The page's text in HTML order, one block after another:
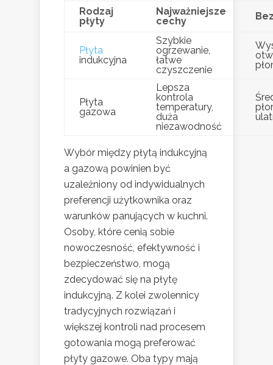
Rodzaj
płyty
Najważniejsze
cechy
Płyta
indukcyjna
Szybkie
ogrzewanie,
łatwe
czyszczenie
Płyta
gazowa
Lepsza
kontrola
temperatury,
duża
niezawodność
Wybór między płytą indukcyjną
a gazową powinien być
uzależniony od indywidualnych
preferencji użytkownika oraz
warunków panujących w kuchni.
Osoby, które cenią sobie
nowoczesność, efektywność i
bezpieczeństwo, mogą
zdecydować się na płytę
indukcyjną. Z kolei zwolennicy
tradycyjnych rozwiązań i
większej kontroli nad procesem
gotowania mogą preferować
płyty gazowe. Oba typy mają